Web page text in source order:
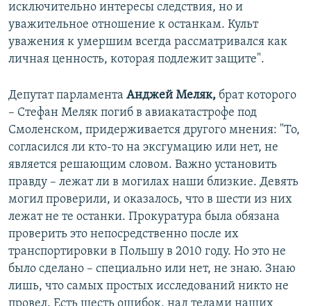
исключительно интересы следствия, но и
уважительное отношение к останкам. Культ
уважения к умершим всегда рассматривался как
личная ценность, которая подлежит защите".
Депутат парламента Анджей Меляк, брат которого
– Стефан Меляк погиб в авиакатастрофе под
Смоленском, придерживается другого мнения: "То,
согласился ли кто-то на эксгумацию или нет, не
является решающим словом. Важно установить
правду – лежат ли в могилах наши близкие. Девять
могил проверили, и оказалось, что в шести из них
лежат не те останки. Прокуратура была обязана
проверить это непосредственно после их
транспортировки в Польшу в 2010 году. Но это не
было сделано – специально или нет, не знаю. Знаю
лишь, что самых простых исследований никто не